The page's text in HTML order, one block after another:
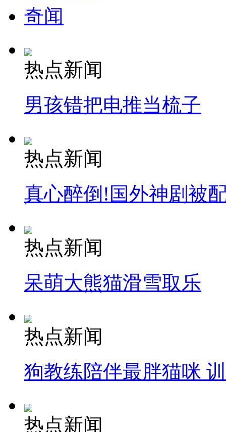
奇闻
热点新闻
男孩错把电推当梳子
热点新闻
真心醉倒!国外神剧被
热点新闻
呆萌大熊猫滑雪取乐
热点新闻
狗教练陪伴最胖猫咪
热点新闻